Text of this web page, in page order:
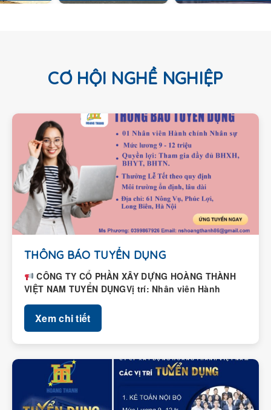
CƠ HỘI NGHỀ NGHIỆP
THÔNG BÁO TUYỂN DỤNG
CÔNG TY CỔ PHẦN XÂY DỰNG HOÀNG THÀNH
VIỆT NAM TUYỂN DỤNGVị trí: Nhân viên Hành
chính – Nhân...
Xem chi tiết